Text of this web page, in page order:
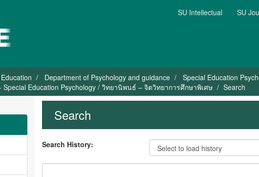
SU Intellectual SU
Department of Psychology and guidance
Special Education
Special Education Psychology / วิทยานิพนธ์ – จิตวิทยาการศึกษาพิเศษ
Search
Search
Search History: